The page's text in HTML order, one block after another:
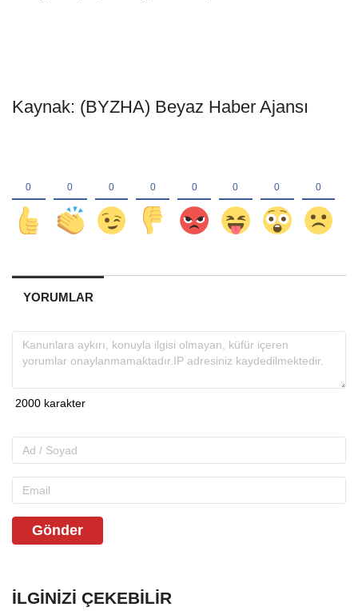
Kaynak: (BYZHA) Beyaz Haber Ajansı
YORUMLAR
Gönder
İLGINIZI ÇEKEBILIR